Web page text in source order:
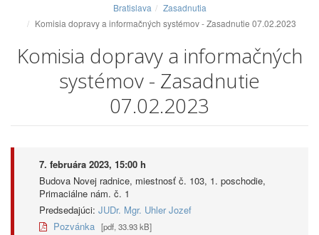
Bratislava
Zasadnutia
Komisia dopravy a informačných systémov - Zasadnutie 07.02.2023
Komisia dopravy a informačných
systémov - Zasadnutie
07.02.2023
7. februára 2023, 15:00 h
Budova Novej radnice, miestnosť č. 103, 1. poschodie,
Primaciálne nám. č. 1
Predsedajúci: JUDr. Mgr. Uhler Jozef
Pozvánka [pdf, 33.93 kB]